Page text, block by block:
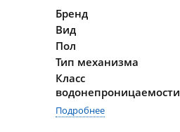
Бренд
Вид
Пол
Тип механизма
Класс
водонепроницаемости
Подробнее